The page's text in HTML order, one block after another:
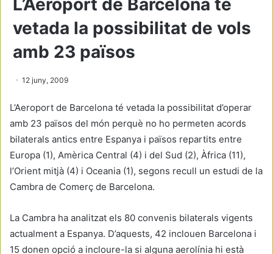
L’Aeroport de Barcelona té
vetada la possibilitat de vols
amb 23 països
12 juny, 2009
L’Aeroport de Barcelona té vetada la possibilitat d’operar
amb 23 països del món perquè no ho permeten acords
bilaterals antics entre Espanya i països repartits entre
Europa (1), Amèrica Central (4) i del Sud (2), Àfrica (11),
l’Orient mitjà (4) i Oceania (1), segons recull un estudi de la
Cambra de Comerç de Barcelona.
La Cambra ha analitzat els 80 convenis bilaterals vigents
actualment a Espanya. D’aquests, 42 inclouen Barcelona i
15 donen opció a incloure-la si alguna aerolínia hi està